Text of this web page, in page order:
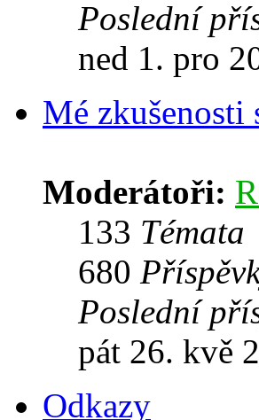
Poslední
ned 1. pro
Mé zkušenosti
Moderátoři:
133 Témata
680
Poslední
pát 26. kvě
Odkazy